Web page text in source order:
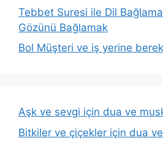
Tebbet Suresi ile Dil
Gözünü Bağlamak
Bol Müşteri ve iş yerine
Aşk ve sevgi için dua ve
Bitkiler ve çiçekler için dua